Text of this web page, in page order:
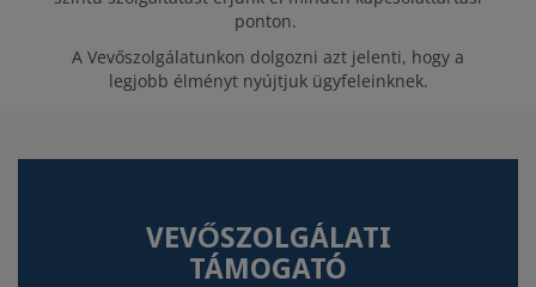
ponton.
A Vevőszolgálatunkon dolgozni azt jelenti, hogy a
legjobb élményt nyújtjuk ügyfeleinknek.
VEVŐSZOLGÁLATI
TÁMOGATÓ